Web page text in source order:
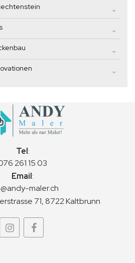
Tel:
261 15 03
Email:
maler.ch
71, 8722 Kaltbrunn